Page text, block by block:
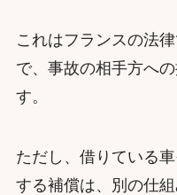
これはフランスの法
で、事故の相手方へ
す。
ただし、借りている
する補償は、別の仕組